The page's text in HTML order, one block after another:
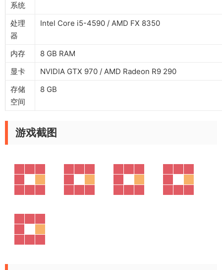
系统
处理
器
Intel Core i5-4590 / AMD FX 8350
内存
8 GB RAM
显卡
NVIDIA GTX 970 / AMD Radeon R9 290
存储
空间
8 GB
游戏截图